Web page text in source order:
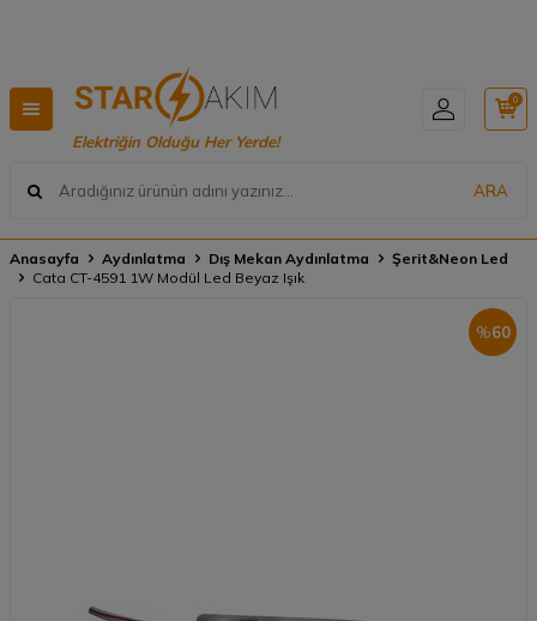
Elektriğin Olduğu Her Yerde!
ARA
0
Anasayfa Aydınlatma Dış Mekan Aydınlatma
Şerit&Neon Led
Cata CT-4591 1W Modül Led Beyaz Işık
%60